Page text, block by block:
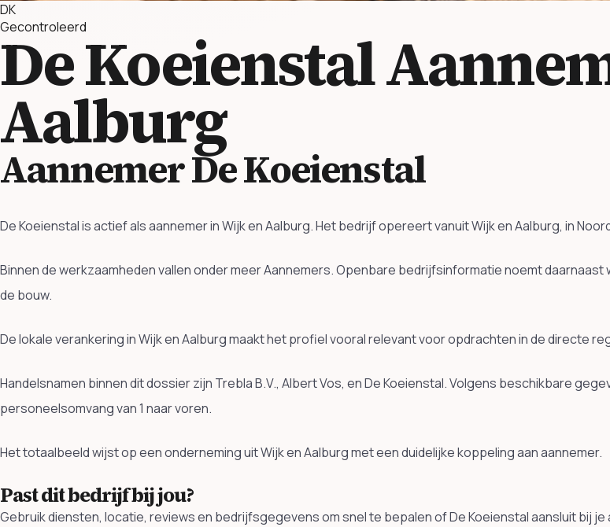
DK
Gecontroleerd
De Koeienstal
Aalburg
Aannemer De Koeienstal
De Koeienstal is actief als aannemer in Wijk en Aalburg. Het bedrijf opereert vanuit Wijk en Aalburg, in
Binnen de werkzaamheden vallen onder meer Aannemers. Openbare bedrijfsinformatie noemt
de bouw.
De lokale verankering in Wijk en Aalburg maakt het profiel vooral relevant voor opdrachten in de directe
Handelsnamen binnen dit dossier zijn Trebla B.V., Albert Vos, en De Koeienstal. Volgens beschikbare
personeelsomvang van 1 naar voren.
Het totaalbeeld wijst op een onderneming uit Wijk en Aalburg met een duidelijke koppeling aan aannemer.
Past dit bedrijf bij jou?
Gebruik diensten, locatie, reviews en bedrijfsgegevens om snel te bepalen of De Koeienstal aansluit bij je